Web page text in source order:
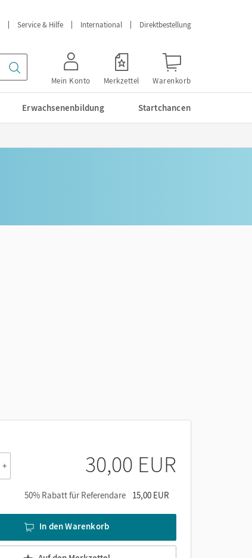
Service & Hilfe International Direktbestellung
Mein Konto Merkzettel Warenkorb
Erwachsenenbildung Startchancen
+ 30,00 EUR
50% Rabatt für Referendare 15,00 EUR
In den Warenkorb